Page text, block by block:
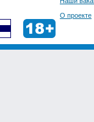
О проекте